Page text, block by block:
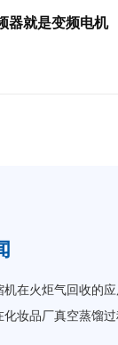
器就是变频电机
机在火炬气回收的
化妆品厂真空蒸馏